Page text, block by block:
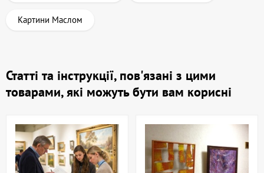
Картини Маслом
Статті та інструкції, пов'язані з цими
товарами, які можуть бути вам корисні